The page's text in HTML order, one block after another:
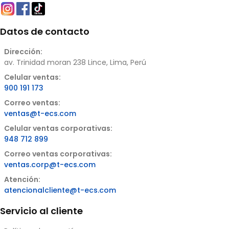
Datos de contacto
Dirección:
av. Trinidad moran 238 Lince, Lima, Perú
Celular ventas:
900 191 173
Correo ventas:
ventas@t-ecs.com
Celular ventas corporativas:
948 712 899
Correo ventas corporativas:
ventas.corp@t-ecs.com
Atención:
atencionalcliente@t-ecs.com
Servicio al cliente